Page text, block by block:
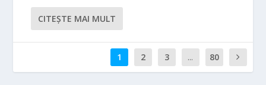
CITEŞTE MAI MULT
1 2 3 ... 80